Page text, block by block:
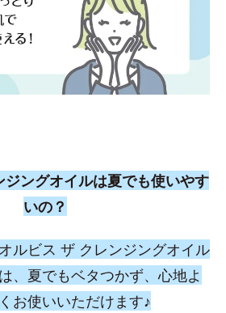
ングオイルは夏でも使いやす
いの？
オルビス ザ クレンジングオイル
は、夏でもベタつかず、心地よ
くお使いいただけます♪